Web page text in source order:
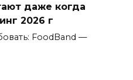
даже когда
2026 г
FoodBand —